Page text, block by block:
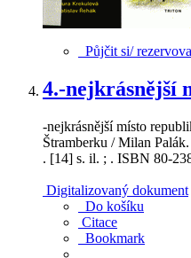
Půjčit si/
4.-nejkrásnější
-nejkrásnější místo
Štramberku / Milan
. [14] s. il. ; . ISBN 80-
Digitalizovaný dokument
Do košíku
Citace
Bookmark